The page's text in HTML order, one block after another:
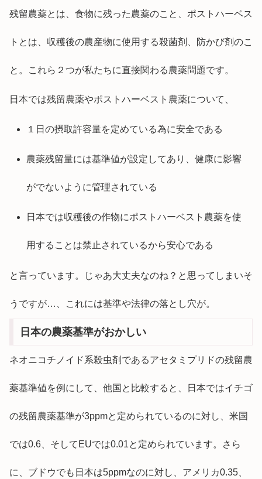
残留農薬とは、食物に残った農薬のこと、ポストハーベス
トとは、収穫後の農産物に使用する殺菌剤、防かび剤のこ
と。これら２つが私たちに直接関わる農薬問題です。
日本では残留農薬やポストハーベスト農薬について、
１日の摂取許容量を定めている為に安全である
農薬残留量には基準値が設定してあり、健康に影響
がでないように管理されている
日本では収穫後の作物にポストハーベスト農薬を使
用することは禁止されているから安心である
と言っています。じゃあ大丈夫なのね？と思ってしまいそ
うですが…、これには基準や法律の落とし穴が。
日本の農薬基準がおかしい
ネオニコチノイド系殺虫剤であるアセタミプリドの残留農
薬基準値を例にして、他国と比較すると、日本ではイチゴ
の残留農薬基準が3ppmと定められているのに対し、米国
では0.6、そしてEUでは0.01と定められています。さら
に、ブドウでも日本は5ppmなのに対し、アメリカ0.35、